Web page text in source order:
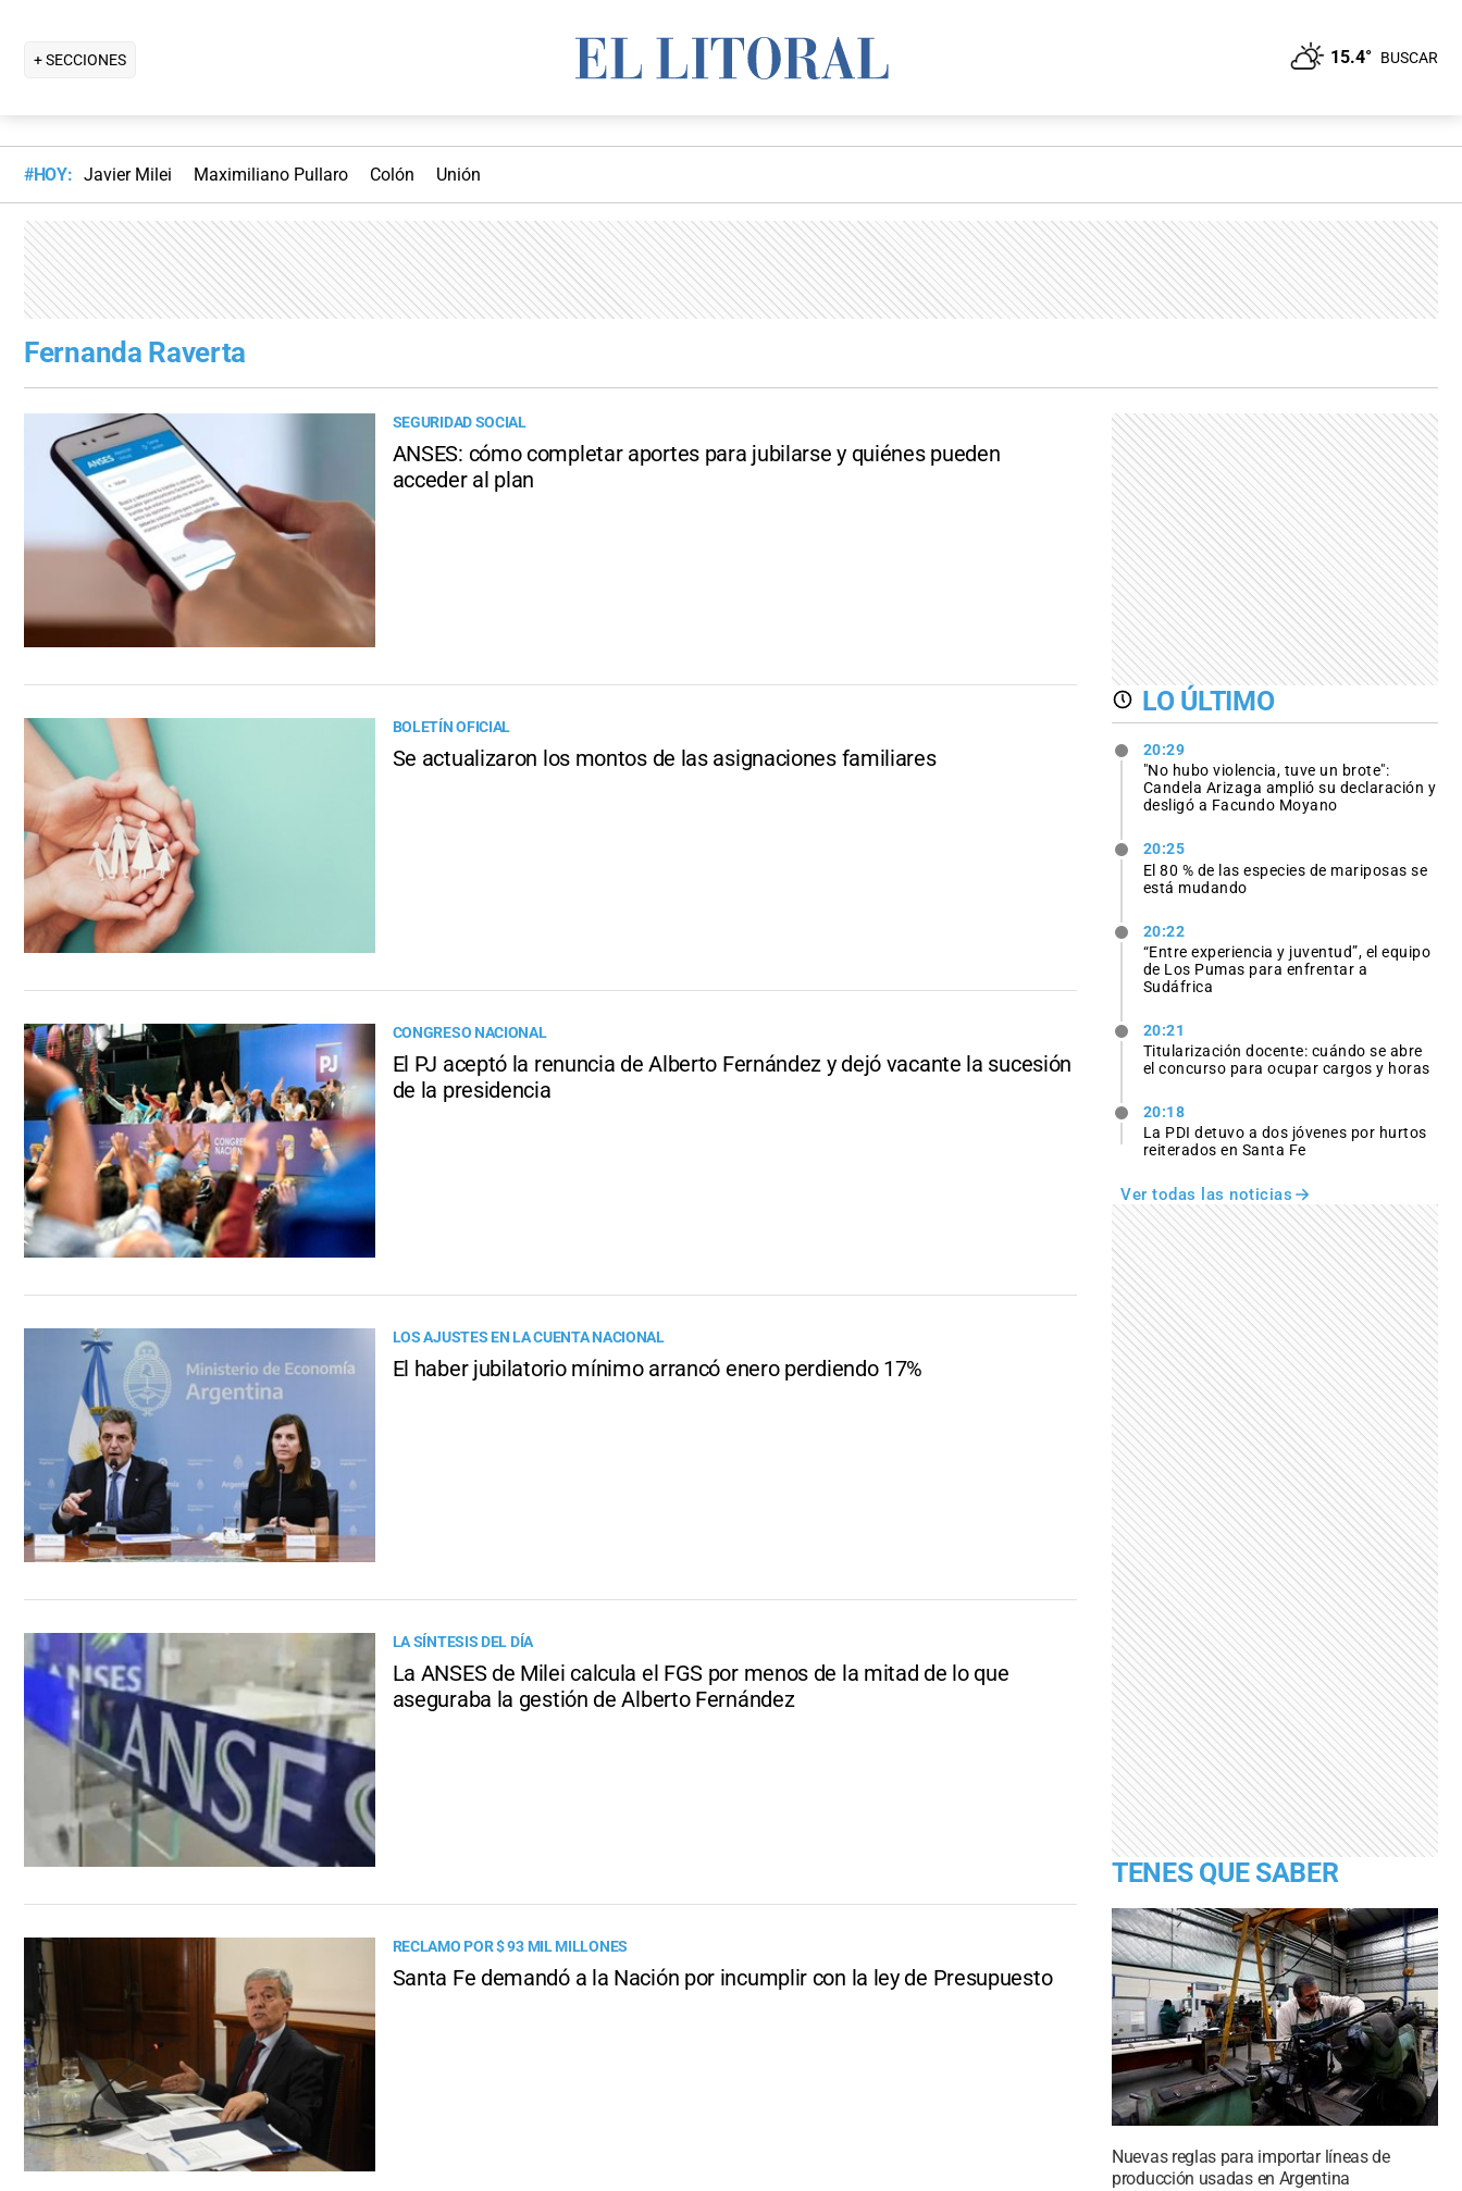
+ SECCIONES 15.4° BUSCAR
#HOY: Javier Milei Maximiliano Pullaro Colón Unión
Fernanda Raverta
SEGURIDAD SOCIAL
ANSES: cómo completar aportes para jubilarse y quiénes pueden
acceder al plan
BOLETÍN OFICIAL
Se actualizaron los montos de las asignaciones familiares
CONGRESO NACIONAL
El PJ aceptó la renuncia de Alberto Fernández y dejó vacante la sucesión
de la presidencia
LOS AJUSTES EN LA CUENTA NACIONAL
El haber jubilatorio mínimo arrancó enero perdiendo 17%
LA SÍNTESIS DEL DÍA
La ANSES de Milei calcula el FGS por menos de la mitad de lo que
aseguraba la gestión de Alberto Fernández
RECLAMO POR $ 93 MIL MILLONES
Santa Fe demandó a la Nación por incumplir con la ley de Presupuesto
LO ÚLTIMO
20:29
"No hubo violencia, tuve un brote":
Candela Arizaga amplió su declaración y
desligó a Facundo Moyano
20:25
El 80 % de las especies de mariposas se
está mudando
20:22
“Entre experiencia y juventud”, el equipo
de Los Pumas para enfrentar a
Sudáfrica
20:21
Titularización docente: cuándo se abre
el concurso para ocupar cargos y horas
20:18
La PDI detuvo a dos jóvenes por hurtos
reiterados en Santa Fe
Ver todas las noticias
TENES QUE SABER
Nuevas reglas para importar líneas de
producción usadas en Argentina